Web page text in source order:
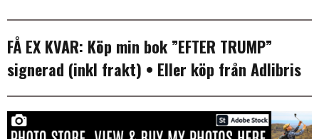
FÅ EX KVAR: Köp min bok ”EFTER TRUMP”
signerad (inkl frakt) • Eller köp från Adlibris